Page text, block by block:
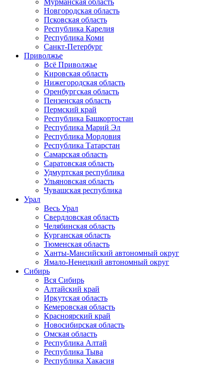
Мурманская область
Новгородская область
Псковская область
Республика Карелия
Республика Коми
Санкт-Петербург
Приволжье
Всё Приволжье
Кировская область
Нижегородская область
Оренбургская область
Пензенская область
Пермский край
Республика Башкортостан
Республика Марий Эл
Республика Мордовия
Республика Татарстан
Самарская область
Саратовская область
Удмуртская республика
Ульяновская область
Чувашская республика
Урал
Весь Урал
Свердловская область
Челябинская область
Курганская область
Тюменская область
Ханты-Мансийский автономный округ
Ямало-Ненецкий автономный округ
Сибирь
Вся Сибирь
Алтайский край
Иркутская область
Кемеровская область
Красноярский край
Новосибирская область
Омская область
Республика Алтай
Республика Тыва
Республика Хакасия